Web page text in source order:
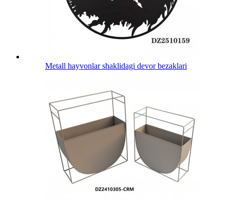
Metall hayvonlar shaklidagi devor bezaklari